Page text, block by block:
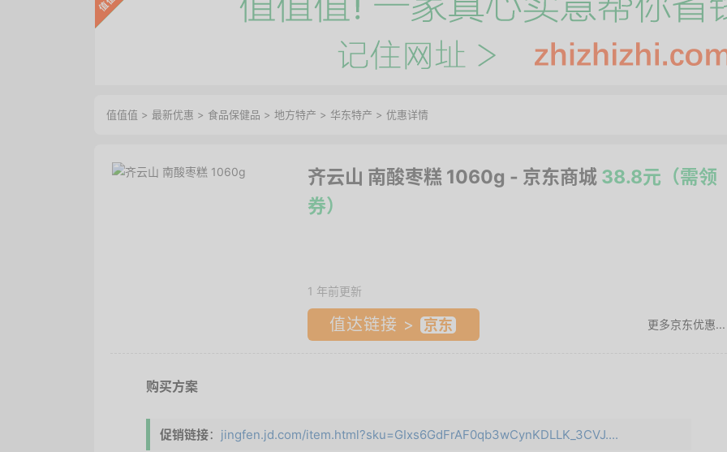
值值值 > 最新优惠 > 食品保健品 > 地方特产 > 华东特产 > 优惠详情
齐云山 南酸枣糕 1060g - 京东商城 38.8元（需领
券）
1 年前更新
值达链接 > 更多京东优惠...
购买方案
促销链接： jingfen.jd.com/item.html?sku=GIxs6GdFrAF0qb3wCynKDLLK_3CVJ....